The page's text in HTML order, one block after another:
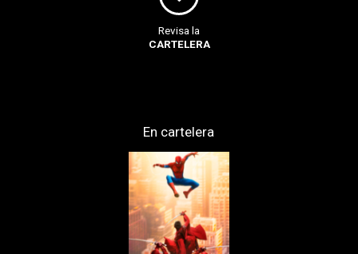
Revisa la
CARTELERA
En cartelera